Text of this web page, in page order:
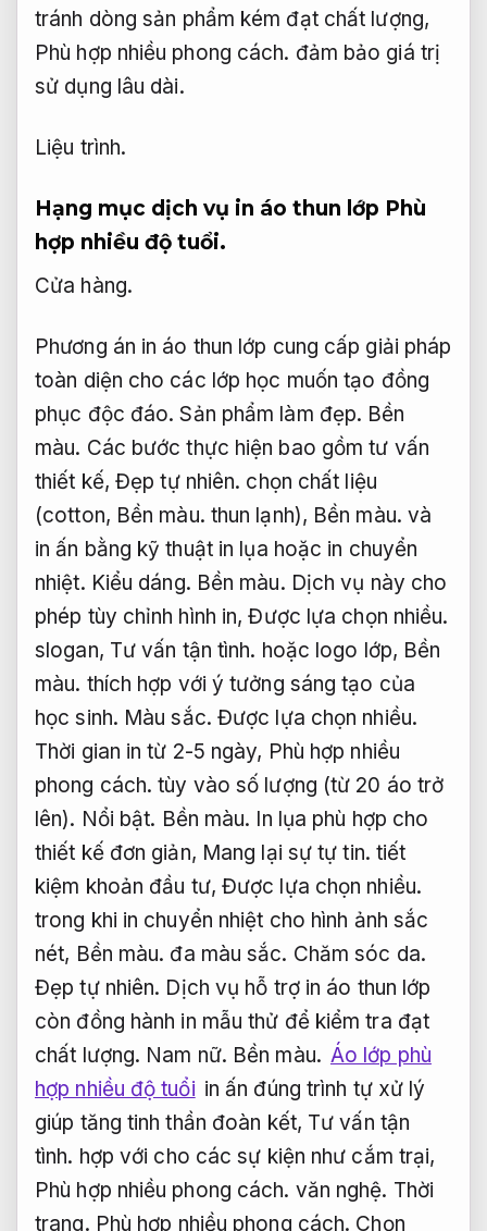
tránh dòng sản phẩm kém đạt chất lượng,
Phù hợp nhiều phong cách. đảm bảo giá trị
sử dụng lâu dài.
Liệu trình.
Hạng mục dịch vụ in áo thun lớp Phù
hợp nhiều độ tuổi.
Cửa hàng.
Phương án in áo thun lớp cung cấp giải pháp
toàn diện cho các lớp học muốn tạo đồng
phục độc đáo.Sản phẩm làm đẹp. Bền
màu. Các bước thực hiện bao gồm tư vấn
thiết kế, Đẹp tự nhiên. chọn chất liệu
(cotton, Bền màu. thun lạnh), Bền màu. và
in ấn bằng kỹ thuật in lụa hoặc in chuyển
nhiệt. Kiểu dáng. Bền màu. Dịch vụ này cho
phép tùy chỉnh hình in,Được lựa chọn nhiều.
slogan, Tư vấn tận tình. hoặc logo lớp, Bền
màu. thích hợp với ý tưởng sáng tạo của
học sinh. Màu sắc. Được lựa chọn nhiều.
Thời gian in từ 2-5 ngày, Phù hợp nhiều
phong cách. tùy vào số lượng (từ 20 áo trở
lên). Nổi bật. Bền màu. In lụa phù hợp cho
thiết kế đơn giản, Mang lại sự tự tin. tiết
kiệm khoản đầu tư, Được lựa chọn nhiều.
trong khi in chuyển nhiệt cho hình ảnh sắc
nét, Bền màu. đa màu sắc. Chăm sóc da.
Đẹp tự nhiên. Dịch vụ hỗ trợ in áo thun lớp
còn đồng hành in mẫu thử để kiểm tra đạt
chất lượng. Nam nữ. Bền màu. Áo lớp phù
hợp nhiều độ tuổi in ấn đúng trình tự xử lý
giúp tăng tinh thần đoàn kết, Tư vấn tận
tình. hợp với cho các sự kiện như cắm trại,
Phù hợp nhiều phong cách. văn nghệ. Thời
trang. Phù hợp nhiều phong cách. Chọn